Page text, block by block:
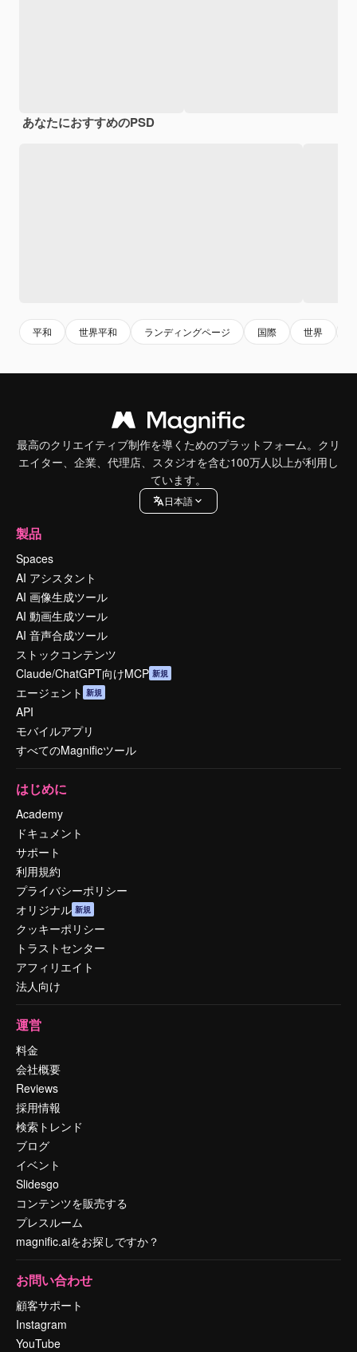
あなたにおすすめのPSD
平和 世界平和 ランディングページ 国際 世界
最高のクリエイティブ制作を導くためのプラットフォーム。クリ
エイター、企業、代理店、スタジオを含む100万人以上が利用し
ています。
日本語
製品
Spaces
AI アシスタント
AI 画像生成ツール
AI 動画生成ツール
AI 音声合成ツール
ストックコンテンツ
Claude/ChatGPT向けMCP 新規
エージェント 新規
API
モバイルアプリ
すべてのMagnificツール
はじめに
Academy
ドキュメント
サポート
利用規約
プライバシーポリシー
オリジナル 新規
クッキーポリシー
トラストセンター
アフィリエイト
法人向け
運営
料金
会社概要
Reviews
採用情報
検索トレンド
ブログ
イベント
Slidesgo
コンテンツを販売する
プレスルーム
magnific.aiをお探しですか？
お問い合わせ
顧客サポート
Instagram
YouTube